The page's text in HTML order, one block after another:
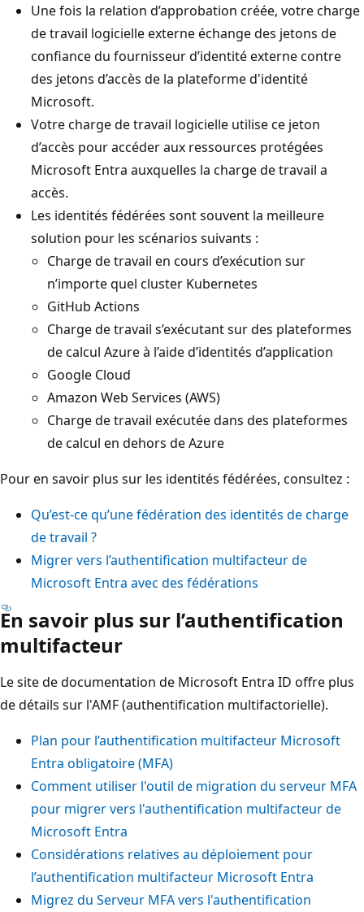
Une fois la relation d’approbation créée, votre charge
de travail logicielle externe échange des jetons de
confiance du fournisseur d’identité externe contre
des jetons d’accès de la plateforme d'identité
Microsoft.
Votre charge de travail logicielle utilise ce jeton
d’accès pour accéder aux ressources protégées
Microsoft Entra auxquelles la charge de travail a
accès.
Les identités fédérées sont souvent la meilleure
solution pour les scénarios suivants :
Charge de travail en cours d’exécution sur
n’importe quel cluster Kubernetes
GitHub Actions
Charge de travail s’exécutant sur des plateformes
de calcul Azure à l’aide d’identités d’application
Google Cloud
Amazon Web Services (AWS)
Charge de travail exécutée dans des plateformes
de calcul en dehors de Azure
Pour en savoir plus sur les identités fédérées, consultez :
Qu’est-ce qu’une fédération des identités de charge
de travail ?
Migrer vers l’authentification multifacteur de
Microsoft Entra avec des fédérations
En savoir plus sur l’authentification
multifacteur
Le site de documentation de Microsoft Entra ID offre plus
de détails sur l'AMF (authentification multifactorielle).
Plan pour l’authentification multifacteur Microsoft
Entra obligatoire (MFA)
Comment utiliser l'outil de migration du serveur MFA
pour migrer vers l'authentification multifacteur de
Microsoft Entra
Considérations relatives au déploiement pour
l’authentification multifacteur Microsoft Entra
Migrez du Serveur MFA vers l'authentification